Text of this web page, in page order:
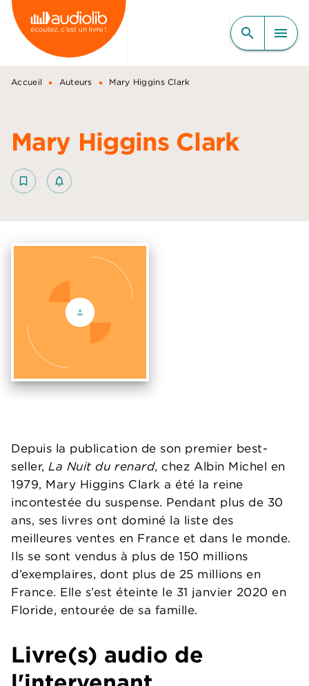
MENU RECHERCHE
CONTENU
PIED DE PAGE
search menu
Accueil • Auteurs • Mary Higgins Clark
Mary Higgins Clark
bookmark_border notifications_none_outlined
Depuis la publication de son premier best-
seller,La Nuit du renard, chez Albin Michel en
1979, Mary Higgins Clark a été la reine
incontestée du suspense. Pendant plus de 30
ans, ses livres ont dominé la liste des
meilleures ventes en France et dans le monde.
Ils se sont vendus à plus de 150 millions
d’exemplaires, dont plus de 25 millions en
France. Elle s’est éteinte le 31 janvier 2020 en
Floride, entourée de sa famille.
Livre(s) audio de